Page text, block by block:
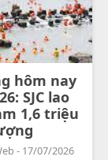
hôm nay
SJC lao
1,6 triệu
- 17/07/2026